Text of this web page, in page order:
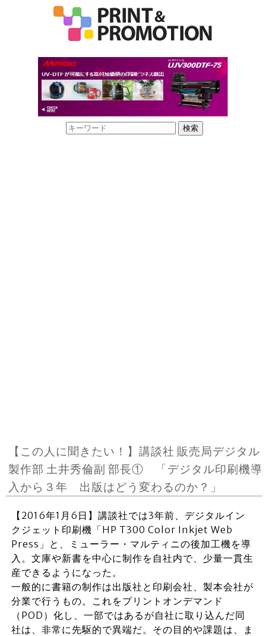
【この人に聞きたい！】講談社 販売局デジタル
製作部 土井秀倫副 部長① 「デジタル印刷機導
入から３年 出版はどう変わるのか？」
【2016年1月6日】講談社では3年前、デジタルイン
クジェット印刷機「HP T300 Color Inkjet Web
Press」と、ミューラー・マルティニの後加工機を導
入。文庫や新書を中心に制作を自社内で、少量一貫生
産できるようになった。
一般的に書籍の制作は出版社と印刷会社、製本会社が
分業で行うもの。これをプリントオンデマンド
（POD）化し、一部ではあるが自社に取り込んだ同
社は、非常に先駆的で異端だ。その目的や課題は、ま